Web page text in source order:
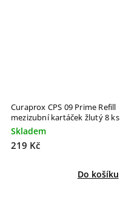
Curaprox CPS 09 Prime Refill
mezizubní kartáček žlutý 8 ks
Skladem
219 Kč
Do košíku